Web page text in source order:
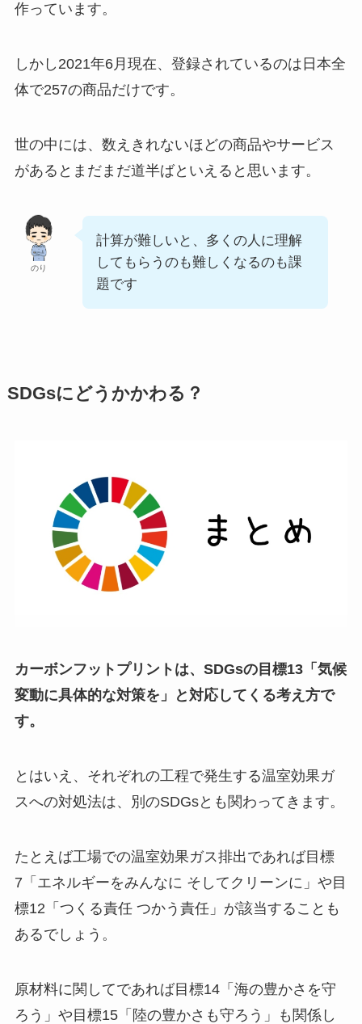
作っています。
しかし2021年6月現在、登録されているのは日本全
体で257の商品だけです。
世の中には、数えきれないほどの商品やサービス
があるとまだまだ道半ばといえると思います。
のり
計算が難しいと、多くの人に理解
してもらうのも難しくなるのも課
題です
SDGsにどうかかわる？
カーボンフットプリントは、SDGsの目標13「気候
変動に具体的な対策を」と対応してくる考え方で
す。
とはいえ、それぞれの工程で発生する温室効果ガ
スへの対処法は、別のSDGsとも関わってきます。
たとえば工場での温室効果ガス排出であれば目標
7「エネルギーをみんなに そしてクリーンに」や目
標12「つくる責任 つかう責任」が該当することも
あるでしょう。
原材料に関してであれば目標14「海の豊かさを守
ろう」や目標15「陸の豊かさも守ろう」も関係し